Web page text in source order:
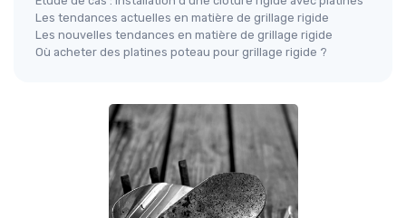
Les tendances actuelles en matière de grillage rigide
Les nouvelles tendances en matière de grillage rigide
Où acheter des platines poteau pour grillage rigide ?